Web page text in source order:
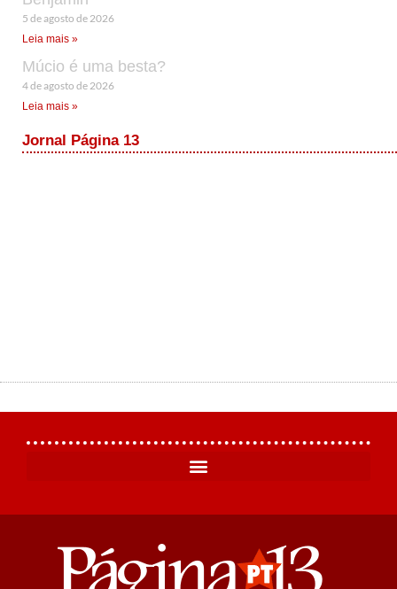
5 de agosto de 2026
Leia mais »
Múcio é uma besta?
4 de agosto de 2026
Leia mais »
Jornal Página 13